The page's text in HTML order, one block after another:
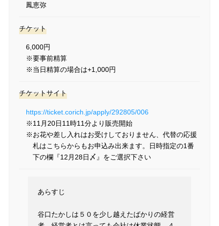
鳳恵弥
チケット
6,000円
※要事前精算
※当日精算の場合は+1,000円
チケットサイト
https://ticket.corich.jp/apply/292805/006
※11月20日11時11分より販売開始
※お花や差し入れはお受けしておりません、代替の応援
札はこちらからもお申込み出来ます。日時指定の1番
下の欄『12月28日〆』をご選択下さい
あらすじ
谷口たかしは５０を少し越えたばかりの経営